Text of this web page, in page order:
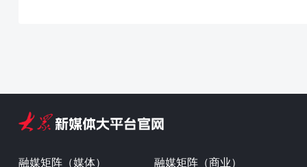
融媒矩阵（媒体） 融媒矩阵（商业）